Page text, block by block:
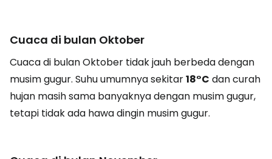
Cuaca di bulan Oktober
Cuaca di bulan Oktober tidak jauh berbeda dengan
musim gugur. Suhu umumnya sekitar18°C dan curah
hujan masih sama banyaknya dengan musim gugur,
tetapi tidak ada hawa dingin musim gugur.